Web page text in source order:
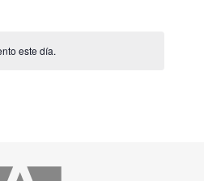
este día.